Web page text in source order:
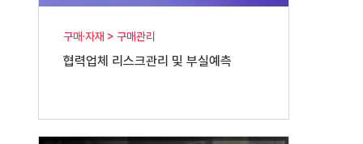
구매·자재 > 구매관리
협력업체 리스크관리 및 부실예측